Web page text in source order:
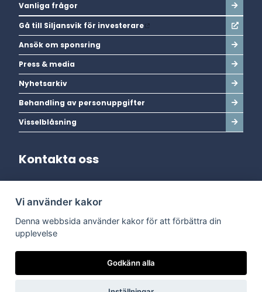
Vanliga frågor
Gå till Siljansvik för investerare
Ansök om sponsring
Press & media
Nyhetsarkiv
Behandling av personuppgifter
Visselblåsning
Kontakta oss
Adress:
Dala Energi AB
Postadress:Box 254, 793 26 Leksand
Kundservice: 0247-738 00
Epost:info@dalaenergi.se
Chatten är stängd
Vi använder kakor
Denna webbsida använder kakor för att förbättra din
upplevelse
Godkänn alla